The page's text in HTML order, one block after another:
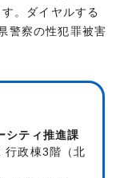
。ダイヤルする
警察の性犯罪被害
シティ推進課
政棟3階（北